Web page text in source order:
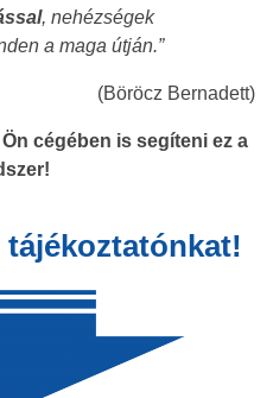
, nehézségek
a maga útján.”
(Böröcz Bernadett)
cégében is segíteni ez a